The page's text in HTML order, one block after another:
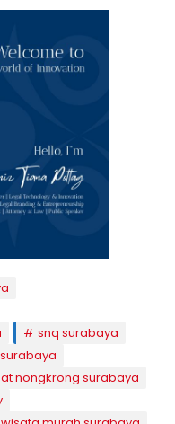
snq surabaya
nongkrong surabaya